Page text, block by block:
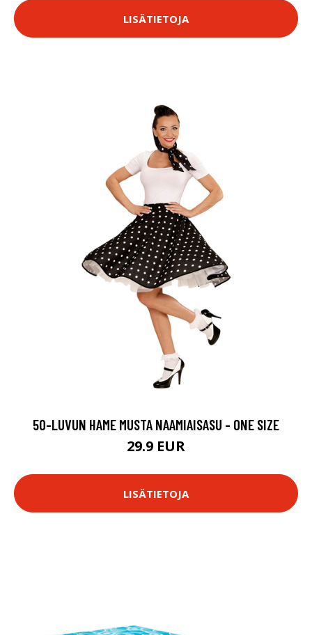
LISÄTIETOJA
50-LUVUN HAME MUSTA NAAMIAISASU - ONE SIZE
29.9 EUR
LISÄTIETOJA